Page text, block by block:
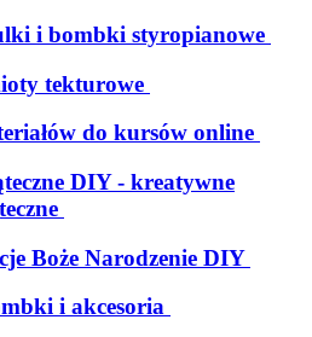
i bombki styropianowe
tekturowe
do kursów online
DIY - kreatywne
Boże Narodzenie DIY
i akcesoria